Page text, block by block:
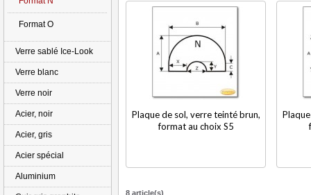
Plaque de sol, verre teinté brun,
format au choix S5
8 article(s)
Format O
Verre sablé Ice-Look
Verre blanc
Verre noir
Acier, noir
Acier, gris
Acier spécial
Aluminium